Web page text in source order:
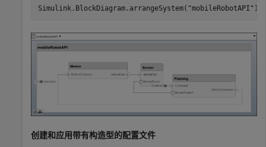
Simulink.BlockDiagram.arrangeSystem( "mobileRobotAPI" );
创建和应用带有构造型的配置文件